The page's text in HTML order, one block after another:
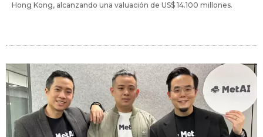
Hong Kong, alcanzando una valuación de US$ 14.100 millones.